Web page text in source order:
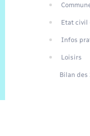
Etat civil
Infos
Loisirs
Bilan